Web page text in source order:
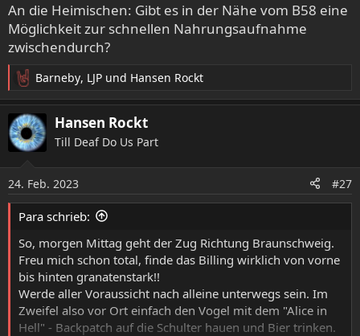
An die Heimischen: Gibt es in der Nähe vom B58 eine
Möglichkeit zur schnellen Nahrungsaufnahme
zwischendurch?
R
e
a
k
t
n
e
n
Barneby, LJP und Hansen Rockt
Hansen Rockt
Till Deaf Do Us Part
24. Feb. 2023 #27
Para schrieb:
So, morgen Mittag geht der Zug Richtung Braunschweig.
Freu mich schon total, finde das Billing wirklich von vorne
bis hinten granatenstark!!
Werde aller Voraussicht nach alleine unterwegs sein. Im
Zweifel also vor Ort einfach den Vogel mit dem "Alice in
Hell" - Backpatch auf die Schulter hauen und Bier trinken.